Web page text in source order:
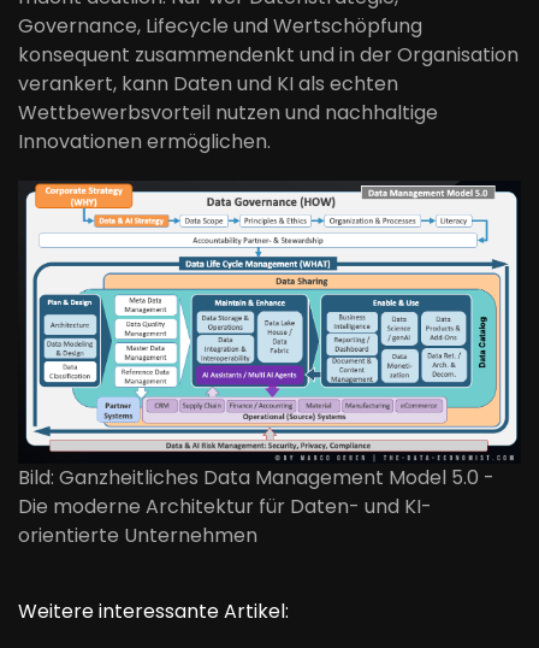
Governance, Lifecycle und Wertschöpfung
konsequent zusammendenkt und in der Organisation
verankert, kann Daten und KI als echten
Wettbewerbsvorteil nutzen und nachhaltige
Innovationen ermöglichen.
Bild: Ganzheitliches Data Management Model 5.0 -
Die moderne Architektur für Daten- und KI-
orientierte Unternehmen
Weitere interessante Artikel: